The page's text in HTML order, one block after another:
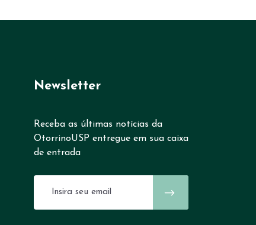
Newsletter
Receba as últimas notícias da
OtorrinoUSP entregue em sua caixa
de entrada